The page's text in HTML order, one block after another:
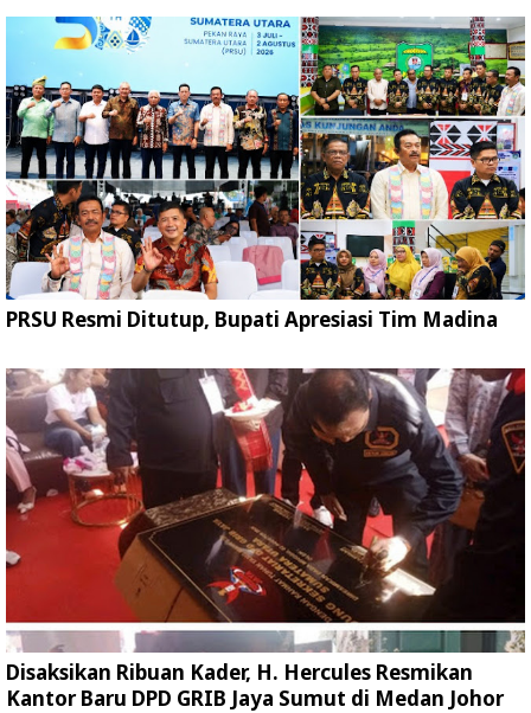
PRSU Resmi Ditutup, Bupati Apresiasi Tim Madina
Disaksikan Ribuan Kader, H. Hercules Resmikan
Kantor Baru DPD GRIB Jaya Sumut di Medan Johor